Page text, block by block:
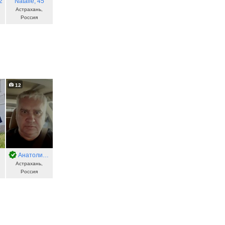
Астрахань,
Россия
12
Анатолий , 54
Астрахань,
Россия